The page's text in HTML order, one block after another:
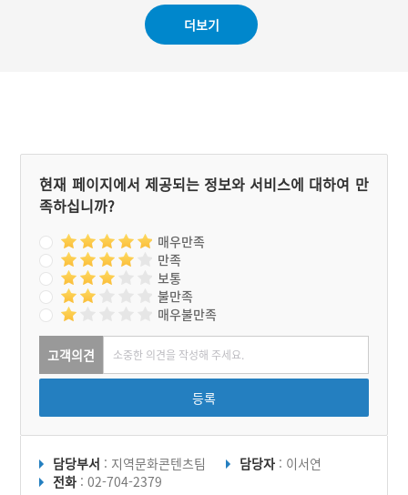
곳 남쪽에는 금산과 논산을
잇는 주요 교통로인 월봉재
가 있었다. 국사봉 봉수는
더보기
현재 페이지에서 제공되는 정보와 서비스에 대하여 만
족하십니까?
매우만족
만족
보통
불만족
매우불만족
고객의견
등록
담당부서 : 지역문화콘텐츠팀 담당자 : 이서연
전화 : 02-704-2379